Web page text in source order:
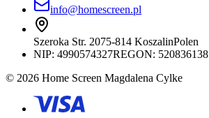
info@homescreen.pl
Szeroka Str. 2075-814 KoszalinPolen
NIP: 4990574327REGON: 520836138
© 2026 Home Screen Magdalena Cylke